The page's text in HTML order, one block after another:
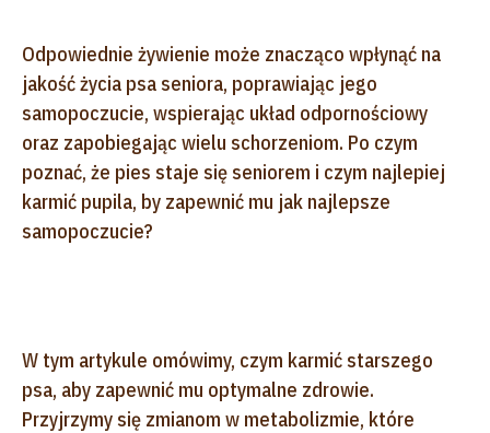
Odpowiednie żywienie może znacząco wpłynąć na
jakość życia psa seniora, poprawiając jego
samopoczucie, wspierając układ odpornościowy
oraz zapobiegając wielu schorzeniom. Po czym
poznać, że pies staje się seniorem i czym najlepiej
karmić pupila, by zapewnić mu jak najlepsze
samopoczucie?
W tym artykule omówimy, czym karmić starszego
psa, aby zapewnić mu optymalne zdrowie.
Przyjrzymy się zmianom w metabolizmie, które